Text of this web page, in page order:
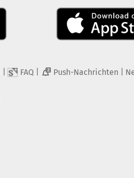
FAQ 2 Push-Nachrichten